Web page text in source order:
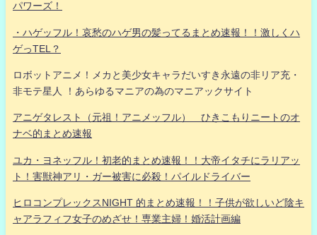
パワーズ！
・ハゲッフル！哀愁のハゲ男の髪ってるまとめ速報！！激しくハ
ゲっTEL？
ロボットアニメ！メカと美少女キャラだいすき永遠の非リア充・
非モテ星人 ！あらゆるマニアの為のマニアックサイト
アニゲタレスト（元祖！アニメッフル） ひきこもりニートのオ
ナベ的まとめ速報
ユカ・ヨネッフル！初老的まとめ速報！！大帝イタチにラリアッ
ト！害獣神アリ・ガー被害に必殺！パイルドライバー
ヒロコンプレックスNIGHT 的まとめ速報！！子供が欲しいど陰キ
ャアラフィフ女子のめざせ！専業主婦！婚活計画編